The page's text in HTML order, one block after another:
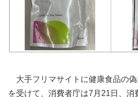
大手フリマサイトに健康食品の
を受けて、消費者庁は7月21日、消